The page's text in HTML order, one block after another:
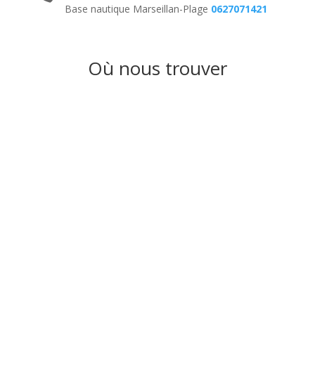
Base nautique Marseillan-Plage 0627071421
Où nous trouver